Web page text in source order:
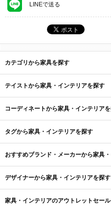
LINEで送る
カテゴリから家具を探す
テイストから家具・インテリアを探す
コーディネートから家具・インテリア
タグから家具・インテリアを探す
おすすめブランド・メーカーから家具
デザイナーから家具・インテリアを探す
家具・インテリアのアウトレットセー